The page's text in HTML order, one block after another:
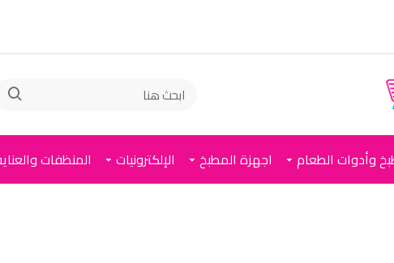
وأدوات الطعام اجهزة المطبخ الإلكترونيات المنظفات